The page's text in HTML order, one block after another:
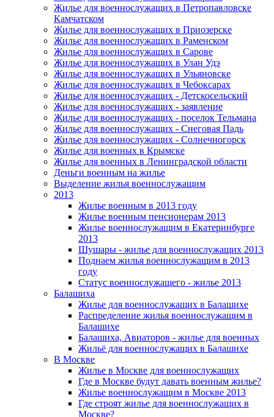
Жилье для военнослужащих в Петропавловске
Камчатском
Жилье для военнослужащих в Приозерске
Жилье для военнослужащих в Раменском
Жилье для военнослужащих в Сарове
Жилье для военнослужащих в Улан Удэ
Жилье для военнослужащих в Ульяновске
Жилье для военнослужащих в Чебоксарах
Жилье для военнослужащих - Детскосельский
Жилье для военнослужащих - заявление
Жилье для военнослужащих - поселок Тельмана
Жилье для военнослужащих - Снеговая Падь
Жилье для военнослужащих - Солнечногорск
Жилье для военных в Крымске
Жилье для военных в Ленинградской области
Деньги военным на жилье
Выделение жилья военнослужащим
2013
Жилье военным в 2013 году
Жилье военным пенсионерам 2013
Жилье военнослужащим в Екатеринбурге
2013
Шушары - жилье для военнослужащих 2013
Поднаем жилья военнослужащим в 2013
году
Статус военнослужащего - жилье 2013
Балашиха
Жилье для военнослужащих в Балашихе
Распределение жилья военнослужащим в
Балашихе
Балашиха, Авиаторов - жилье для военных
Жильё для военнослужащих в Балашихе
В Москве
Жилье в Москве для военнослужащих
Где в Москве будут давать военным жилье?
Жилье военнослужащим в Москве 2013
Где строят жилье для военнослужащих в
Москве?